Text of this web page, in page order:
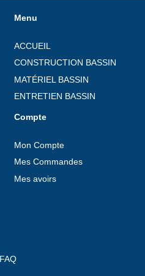
Menu
ACCUEIL
CONSTRUCTION BASSIN
MATÉRIEL BASSIN
ENTRETIEN BASSIN
Compte
Mon Compte
Mes Commandes
Mes avoirs
FAQ